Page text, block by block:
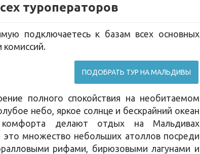
туроператоров
подключаетесь к базам всех основных
комиссий.
ПОДОБРАТЬ ТУР НА МАЛЬДИВЫ
полного спокойствия на необитаемом
небо, яркое солнце и бескрайний океан
делают отдых на Мальдивах
множество небольших атоллов посреди
рифами, бирюзовыми лагунами и